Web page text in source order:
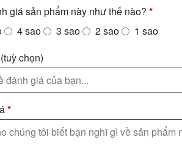
giá sản phẩm này như thế nào? *
4 sao 3 sao 2 sao
1 sao
(tuỳ chọn)
*